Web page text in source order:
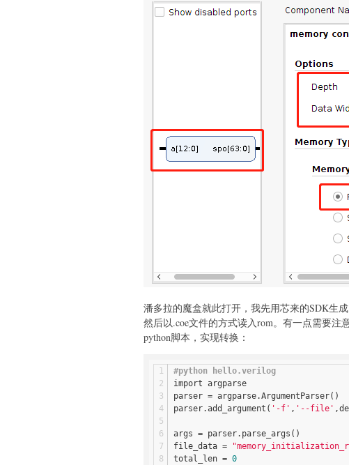
潘多拉的魔盒就此打开，我先用芯来的SDK生
然后以.coe文件的方式读入rom。有一点需要
python脚本，实现转换：
#python hello.verilog
import argparse
parser = argparse.ArgumentParser()
parser.add_argument( '-f' , '--file'
args = parser.parse_args()
file_data =
total_len = 0